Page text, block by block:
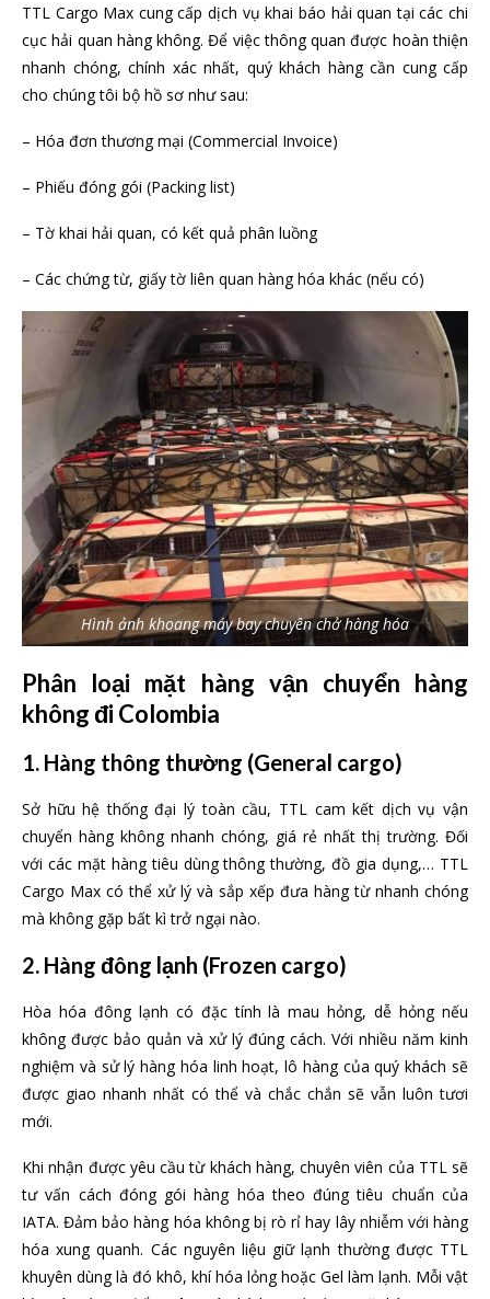
TTL Cargo Max cung cấp dịch vụ khai báo hải quan tại các chi
cục hải quan hàng không. Để việc thông quan được hoàn thiện
nhanh chóng, chính xác nhất, quý khách hàng cần cung cấp
cho chúng tôi bộ hồ sơ như sau:
– Hóa đơn thương mại (Commercial Invoice)
– Phiếu đóng gói (Packing list)
– Tờ khai hải quan, có kết quả phân luồng
– Các chứng từ, giấy tờ liên quan hàng hóa khác (nếu có)
Hình ảnh khoang máy bay chuyên chở hàng hóa
Phân loại mặt hàng vận chuyển hàng
không đi Colombia
1. Hàng thông thường (General cargo)
Sở hữu hệ thống đại lý toàn cầu, TTL cam kết dịch vụ vận
chuyển hàng không nhanh chóng, giá rẻ nhất thị trường. Đối
với các mặt hàng tiêu dùng thông thường, đồ gia dụng,… TTL
Cargo Max có thể xử lý và sắp xếp đưa hàng từ nhanh chóng
mà không gặp bất kì trở ngại nào.
2. Hàng đông lạnh (Frozen cargo)
Hòa hóa đông lạnh có đặc tính là mau hỏng, dễ hỏng nếu
không được bảo quản và xử lý đúng cách. Với nhiều năm kinh
nghiệm và sử lý hàng hóa linh hoạt, lô hàng của quý khách sẽ
được giao nhanh nhất có thể và chắc chắn sẽ vẫn luôn tươi
mới.
Khi nhận được yêu cầu từ khách hàng, chuyên viên của TTL sẽ
tư vấn cách đóng gói hàng hóa theo đúng tiêu chuẩn của
IATA. Đảm bảo hàng hóa không bị rò rỉ hay lây nhiễm với hàng
hóa xung quanh. Các nguyên liệu giữ lạnh thường được TTL
khuyên dùng là đó khô, khí hóa lỏng hoặc Gel làm lạnh. Mỗi vật